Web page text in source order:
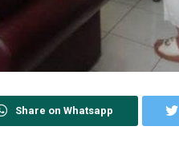
Share on Whatsapp